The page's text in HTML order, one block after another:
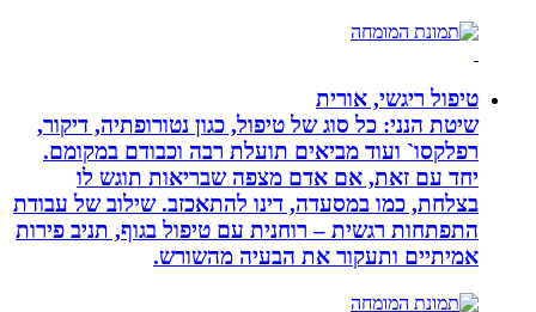
טיפול ריגשי, אורית
שיטת הנני: כל סוג של טיפול, כגון נטורופתיה, דיקור,
רפלקסו` ועוד מביאים תועלת רבה וכבודם במקומם.
יחד עם זאת, אם אדם מצפה שבריאות תוגש לו
בצלחת, כמו במסעדה, דינו להתאכזב. שילוב של עבודת
התפתחות רגשית – רוחנית עם טיפול בגוף, תניב פירות
אמיתיים ותעקור את הבעיה מהשורש.